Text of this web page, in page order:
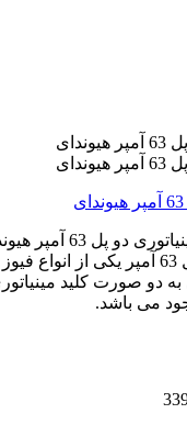
قیمت و خرید کلید
یا کلید مینیاتوری 2 پل 63 آمپر یکی